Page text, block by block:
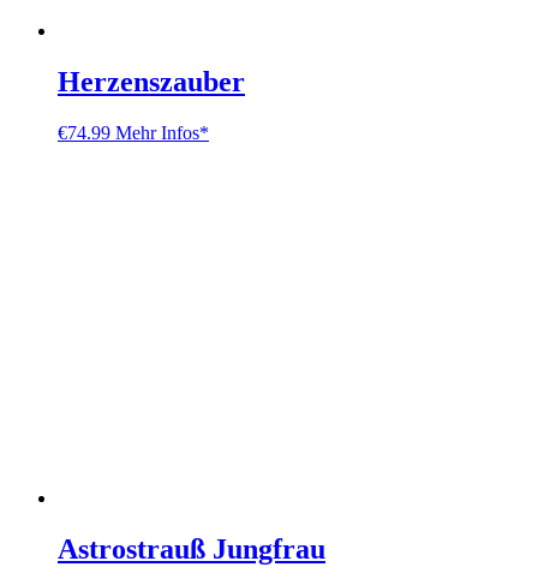
Herzenszauber
€74.99 Mehr Infos*
Astrostrauß Jungfrau